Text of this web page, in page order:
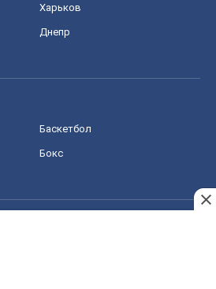
Харьков
Днепр
Баскетбол
Бокс